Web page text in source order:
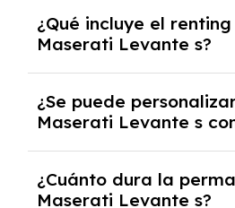
contrato de alquiler a
pagas una cuota mensual
coche durante un periodo
generalmente entre 2 y 5
¿Qué incluye el
Maserati Levante s?
seguro a todo riesgo,
reparaciones, impuestos,
carretera y gestión de la
¿Se puede
Maserati Levante s
opciones y equipamiento
¿Cuánto dura la
Maserati Levante s?